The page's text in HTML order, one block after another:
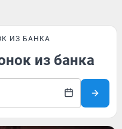
ИЗ БАНКА
из банка